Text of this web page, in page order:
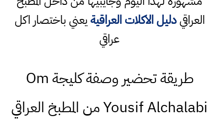
العراقيدليل الاكلات العراقيةيعني باختصار اكل
عراقي
طريقة تحضير وصفة كليجة Om
Yousif Alchalabi من المطبخ العراقي